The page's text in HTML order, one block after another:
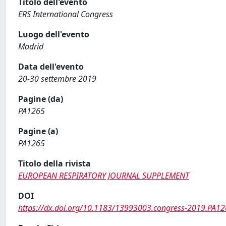
ERS International Congress
Luogo dell'evento
Madrid
Data dell'evento
20-30 settembre 2019
Pagine (da)
PA1265
Pagine (a)
PA1265
Titolo della rivista
EUROPEAN RESPIRATORY JOURNAL SUPPLEMENT
DOI
https://dx.doi.org/10.1183/13993003.congress-